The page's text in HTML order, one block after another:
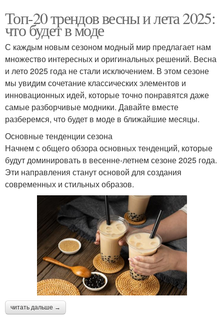
Топ-20 трендов весны и лета 2025:
что будет в моде
С каждым новым сезоном модный мир предлагает нам
множество интересных и оригинальных решений. Весна
и лето 2025 года не стали исключением. В этом сезоне
мы увидим сочетание классических элементов и
инновационных идей, которые точно понравятся даже
самые разборчивые модники. Давайте вместе
разберемся, что будет в моде в ближайшие месяцы.
Основные тенденции сезона
Начнем с общего обзора основных тенденций, которые
будут доминировать в весенне-летнем сезоне 2025 года.
Эти направления станут основой для создания
современных и стильных образов.
читать дальше →